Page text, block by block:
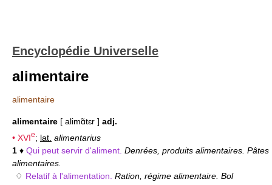
Encyclopédie Universelle
alimentaire
alimentaire
alimentaire [ alimɑ̃tɛr ] adj.
• XVIe; lat. alimentarius
1 ♦ Qui peut servir d'aliment. Denrées, produits alimentaires. Pâtes
alimentaires.
♢ Relatif à l'alimentation. Ration, régime alimentaire. Bol